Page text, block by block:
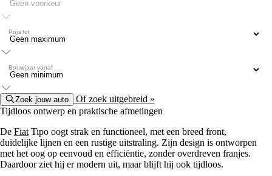
Prijs tot
Bouwjaar vanaf
Zoek jouw auto
Of zoek uitgebreid »
Tijdloos ontwerp en praktische afmetingen
De Fiat Tipo oogt strak en functioneel, met een breed front,
duidelijke lijnen en een rustige uitstraling. Zijn design is ontworpen
met het oog op eenvoud en efficiëntie, zonder overdreven franjes.
Daardoor ziet hij er modern uit, maar blijft hij ook tijdloos.